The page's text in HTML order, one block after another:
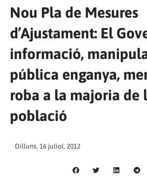
Nou Pla de Mesures
d’Ajustament: El
informació,
pública enganya,
roba a la majoria de
població
Dilluns, 16 juliol, 2012